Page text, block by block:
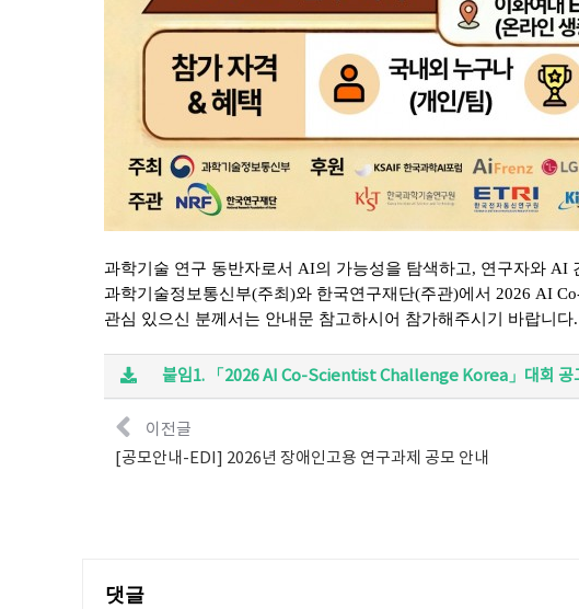
과학기술 연구 동반자로서 AI의 가능성을 탐색하고, 연구자와 AI
과학기술정보통신부(주최)와 한국연구재단(주관)에서 2026 AI
관심 있으신 분께서는 안내문 참고하시어 참가해주시기 바랍니다.
붙임1. 「2026 AI Co-Scientist Challenge Korea」대회
이전글
[공모안내-EDI] 2026년 장애인고용 연구과제 공모 안내
댓글